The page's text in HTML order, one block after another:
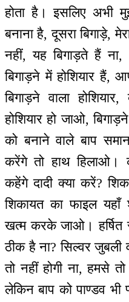
होता है। इसलिए अभी
बनाना है, दूसरा बिगाड़े,
नहीं, यह बिगाड़ते हैं
बिगाड़ने में होशियार हैं,
बिगाड़ने वाला
होशियार हो जाओ,
को बनाने वाले बाप
करेंगे तो हाथ हिलाओ।
कहेंगे दादी क्या करें?
शिकायत का फाइल यहाँ
खत्म करके जाओ। हर्षित
ठीक है ना? सिल्वर जुबली
तो नहीं होगी ना, हमसे
लेकिन बाप को पाण्डव भी